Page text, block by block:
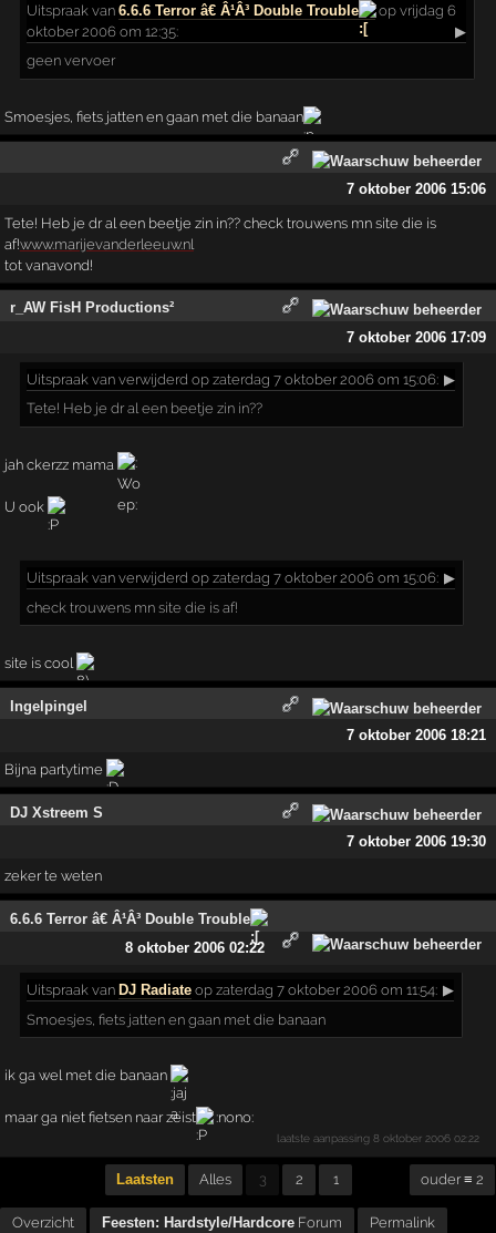
Uitspraak van6.6.6 Terror â€ Â¹Â³ Double Trouble
op vrijdag 6
oktober 2006 om 12:35:
▶
geen vervoer
Smoesjes, fiets jatten en gaan met die banaan
7 oktober 2006 15:06
Tete! Heb je dr al een beetje zin in?? check trouwens mn site die is
af!www.marijevanderleeuw.nl
tot vanavond!
r_AW FisH Productions²
7 oktober 2006 17:09
Uitspraak van verwijderd op zaterdag 7 oktober 2006 om 15:06: ▶
Tete! Heb je dr al een beetje zin in??
jah ckerzz mama
U ook
Uitspraak van verwijderd op zaterdag 7 oktober 2006 om 15:06: ▶
check trouwens mn site die is af!
site is cool
Ingelpingel
7 oktober 2006 18:21
Bijna partytime
DJ Xstreem S
7 oktober 2006 19:30
zeker te weten
6.6.6 Terror â€ Â¹Â³ Double Trouble
8 oktober 2006 02:22
Uitspraak van DJ Radiate op zaterdag 7 oktober 2006 om 11:54: ▶
Smoesjes, fiets jatten en gaan met die banaan
ik ga wel met die banaan
maar ga niet fietsen naar zeist :nono:
laatste aanpassing8 oktober 2006 02:22
Laatsten Alles 3 2 1 ouder ≡ 2
Overzicht Feesten: Hardstyle/Hardcore Forum Permalink